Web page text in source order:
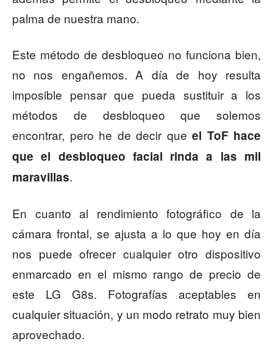
palma de nuestra mano.
Este método de desbloqueo no funciona bien,
no nos engañemos. A día de hoy resulta
imposible pensar que pueda sustituir a los
métodos de desbloqueo que solemos
encontrar, pero he de decir que el ToF hace
que el desbloqueo facial rinda a las mil
maravillas.
En cuanto al rendimiento fotográfico de la
cámara frontal, se ajusta a lo que hoy en día
nos puede ofrecer cualquier otro dispositivo
enmarcado en el mismo rango de precio de
este LG G8s. Fotografías aceptables en
cualquier situación, y un modo retrato muy bien
aprovechado.